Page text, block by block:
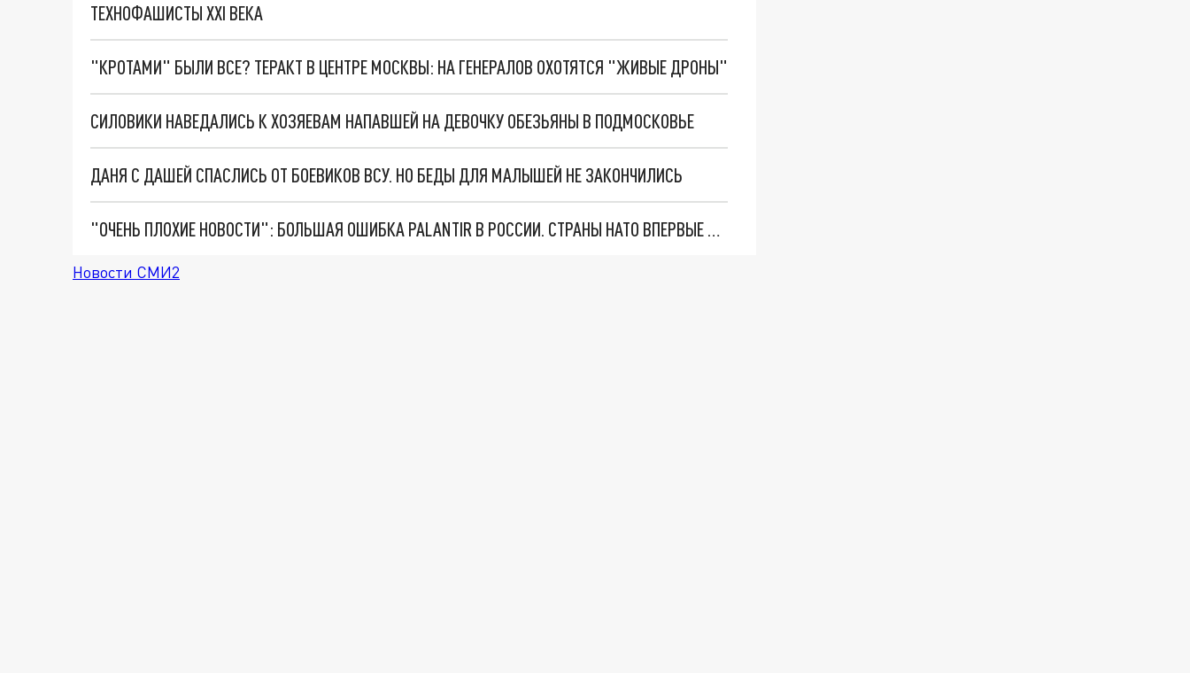
ТЕХНОФАШИСТЫ XXI ВЕКА
"КРОТАМИ" БЫЛИ ВСЕ? ТЕРАКТ В ЦЕНТРЕ МОСКВЫ: НА ГЕНЕРАЛОВ ОХОТЯТСЯ "ЖИВЫЕ ДРОНЫ"
СИЛОВИКИ НАВЕДАЛИСЬ К ХОЗЯЕВАМ НАПАВШЕЙ НА ДЕВОЧКУ ОБЕЗЬЯНЫ В ПОДМОСКОВЬЕ
ДАНЯ С ДАШЕЙ СПАСЛИСЬ ОТ БОЕВИКОВ ВСУ. НО БЕДЫ ДЛЯ МАЛЫШЕЙ НЕ ЗАКОНЧИЛИСЬ
"ОЧЕНЬ ПЛОХИЕ НОВОСТИ": БОЛЬШАЯ ОШИБКА PALANTIR В РОССИИ. СТРАНЫ НАТО ВПЕРВЫЕ ЗА СВО ОСТАНОВИЛИ ПОСТАВКИ ОРУЖИЯ. ВСУ ТЕРЯЮТ ПРИГРАНИЧЬЕ?
Новости СМИ2